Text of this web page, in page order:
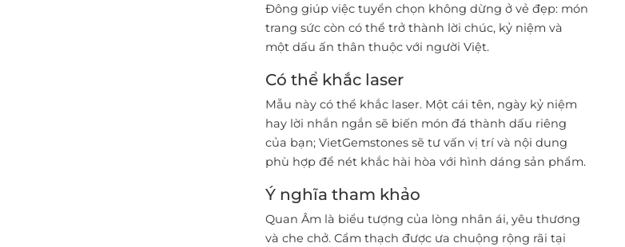
Đông giúp việc tuyển chọn không dừng ở vẻ đẹp: món
trang sức còn có thể trở thành lời chúc, kỷ niệm và
một dấu ấn thân thuộc với người Việt.
Có thể khắc laser
Mẫu này có thể khắc laser. Một cái tên, ngày kỷ niệm
hay lời nhắn ngắn sẽ biến món đá thành dấu riêng
của bạn; VietGemstones sẽ tư vấn vị trí và nội dung
phù hợp để nét khắc hài hòa với hình dáng sản phẩm.
Ý nghĩa tham khảo
Quan Âm là biểu tượng của lòng nhân ái, yêu thương
và che chở. Cẩm thạch được ưa chuộng rộng rãi tại